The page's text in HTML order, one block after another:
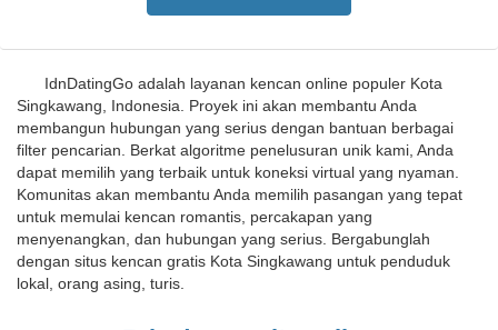
IdnDatingGo adalah layanan kencan online populer Kota
Singkawang, Indonesia. Proyek ini akan membantu Anda
membangun hubungan yang serius dengan bantuan berbagai
filter pencarian. Berkat algoritme penelusuran unik kami, Anda
dapat memilih yang terbaik untuk koneksi virtual yang nyaman.
Komunitas akan membantu Anda memilih pasangan yang tepat
untuk memulai kencan romantis, percakapan yang
menyenangkan, dan hubungan yang serius. Bergabunglah
dengan situs kencan gratis Kota Singkawang untuk penduduk
lokal, orang asing, turis.